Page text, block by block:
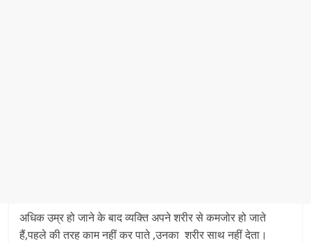
अधिक उम्र हो जाने के बाद व्यक्ति अपने शरीर से कमजोर हो जाते
हैं,पहले की तरह काम नहीं कर पाते ,उनका शरीर साथ नहीं देता।